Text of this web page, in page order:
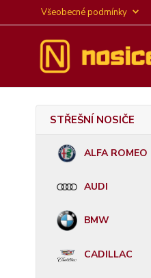
Všeobecné podmínky
STŘEŠNÍ NOSIČE
ALFA ROMEO
AUDI
BMW
CADILLAC